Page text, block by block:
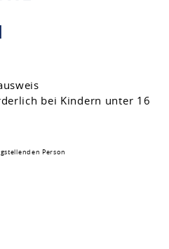
bei Kindern unter 16
Person